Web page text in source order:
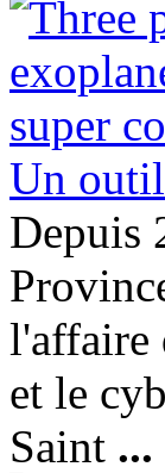
Un
Depuis
l'affaire
et le
Saint ...